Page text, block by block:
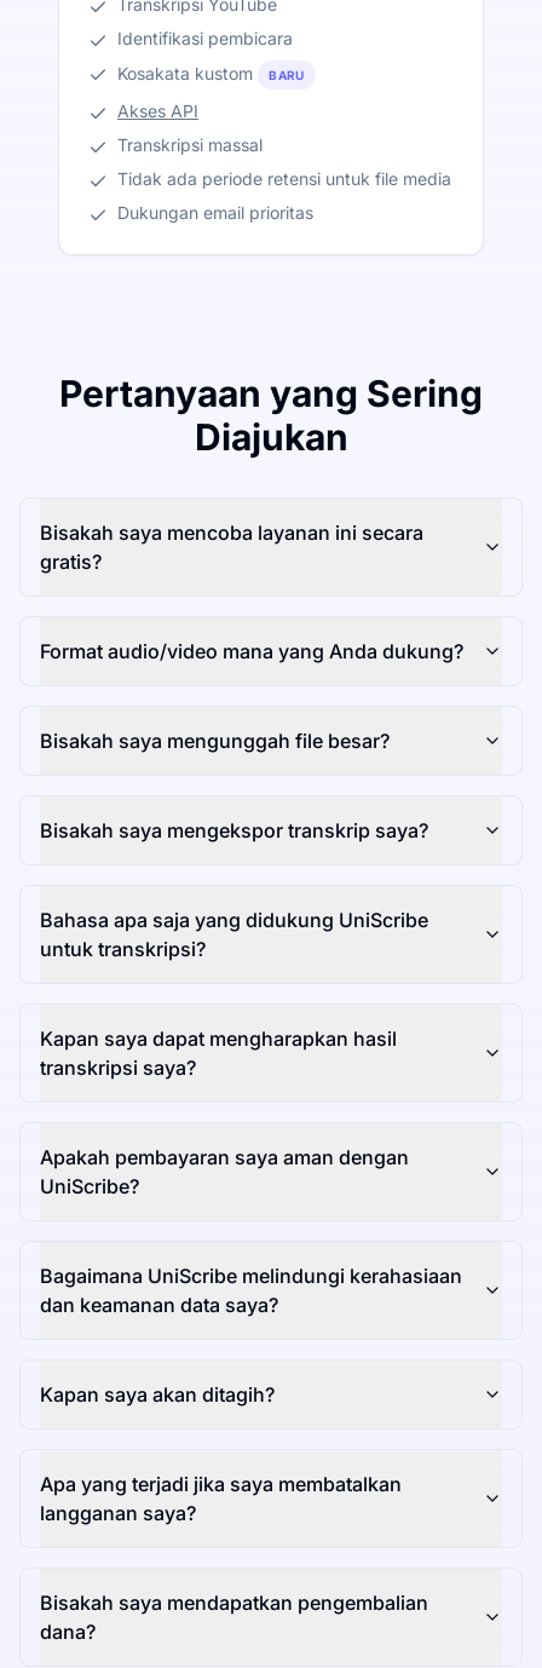
Transkripsi YouTube
Identifikasi pembicara
Kosakata kustom
BARU
Akses API
Transkripsi massal
Tidak ada periode retensi untuk file media
Dukungan email prioritas
Pertanyaan yang Sering
Diajukan
Bisakah saya mencoba layanan ini secara
gratis?
Format audio/video mana yang Anda dukung?
Bisakah saya mengunggah file besar?
Bisakah saya mengekspor transkrip saya?
Bahasa apa saja yang didukung UniScribe
untuk transkripsi?
Kapan saya dapat mengharapkan hasil
transkripsi saya?
Apakah pembayaran saya aman dengan
UniScribe?
Bagaimana UniScribe melindungi kerahasiaan
dan keamanan data saya?
Kapan saya akan ditagih?
Apa yang terjadi jika saya membatalkan
langganan saya?
Bisakah saya mendapatkan pengembalian
dana?